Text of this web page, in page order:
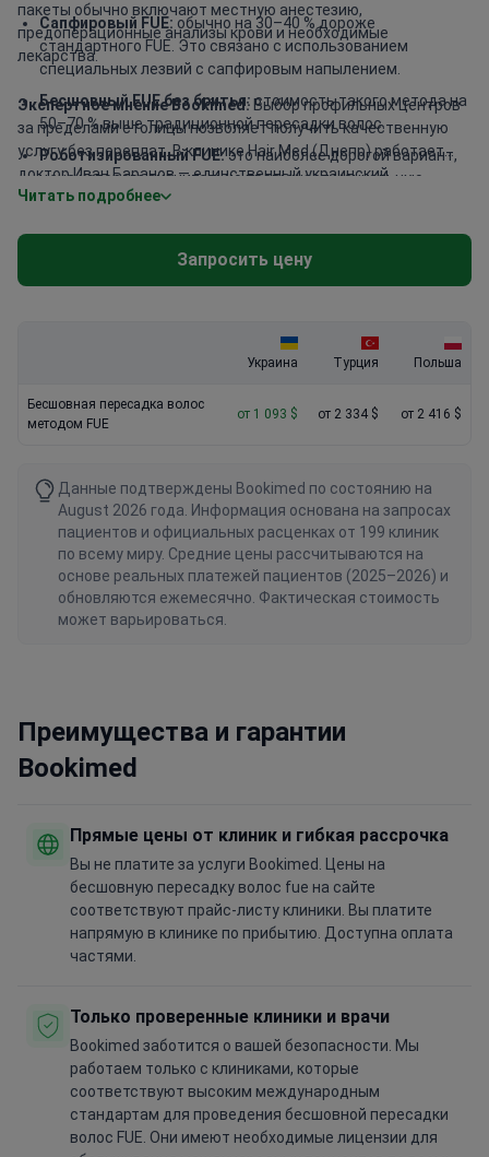
пакеты обычно включают местную анестезию,
предоперационные анализы крови и необходимые
лекарства.
Сапфировый FUE: обычно на 30–40 % дороже
стандартного FUE. Это связано с использованием
специальных лезвий с сапфировым напылением.
Бесшовный FUE без бритья: стоимость такого метода на
50–70 % выше традиционной пересадки волос.
Роботизированный FUE:это наиболее дорогой вариант,
цена которого значительно превышает мануальную
экстракцию графтов.
Региональные различия:процедуры в Киеве обычно на
15–20 % дороже, чем в Днепре или Одессе.
Экспертное мнение Bookimed: Выбор профильных центров
за пределами столицы позволяет получить качественную
услугу без переплат. В клинике Hair Med (Днепр) работает
доктор Иван Баранов — единственный украинский
специалист, применяющий гибридную технику Trivellini.
получая доступ к современным методикам по разумной
цене. Несмотря на то что Украинская академия
пластической хирургии в Киеве выполнила 14 000 операций,
Читать подробнее
Запросить цену
Украина Турция Польша
Бесшовная пересадка волос
методом FUE
от 1 093 $ от 2 334 $ от 2 416 $
Данные подтверждены Bookimed по состоянию на
August 2026 года. Информация основана на запросах
пациентов и официальных расценках от 199 клиник
по всему миру. Средние цены рассчитываются на
основе реальных платежей пациентов (2025–2026) и
обновляются ежемесячно. Фактическая стоимость
может варьироваться.
Преимущества и гарантии
Bookimed
Прямые цены от клиник и гибкая рассрочка
Вы не платите за услуги Bookimed. Цены на
бесшовную пересадку волос fue на сайте
соответствуют прайс-листу клиники. Вы платите
напрямую в клинике по прибытию. Доступна оплата
частями.
Только проверенные клиники и врачи
Bookimed заботится о вашей безопасности. Мы
работаем только с клиниками, которые
соответствуют высоким международным
стандартам для проведения бесшовной пересадки
волос FUE. Они имеют необходимые лицензии для